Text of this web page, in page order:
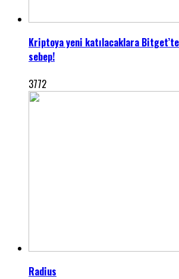
Kriptoya yeni katılacaklara
sebep!
3772
Radius